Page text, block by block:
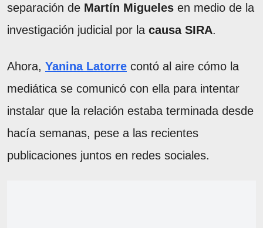
separación de Martín Migueles en medio de la
investigación judicial por la causa SIRA.
Ahora, Yanina Latorre contó al aire cómo la
mediática se comunicó con ella para intentar
instalar que la relación estaba terminada desde
hacía semanas, pese a las recientes
publicaciones juntos en redes sociales.